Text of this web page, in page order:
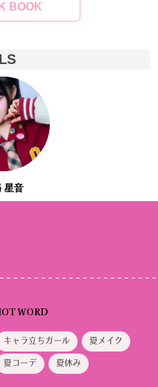
BOOK
星音
WORD
キャラ立ちガール 夏メイク
夏コーデ 夏休み